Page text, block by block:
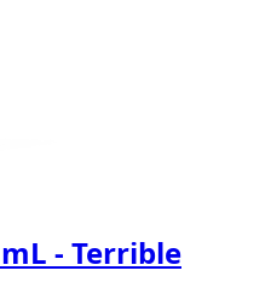
- Terrible